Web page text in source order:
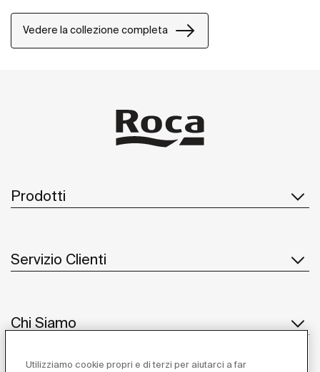
godono della potenza di paesaggi silenziosi.
Vedere la collezione completa
Prodotti
Servizio Clienti
Chi Siamo
Utilizziamo cookie propri e di terzi per aiutarci a far